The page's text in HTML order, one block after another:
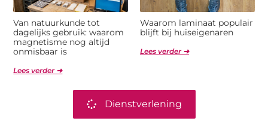
Van natuurkunde tot
dagelijks gebruik: waarom
magnetisme nog altijd
onmisbaar is
Lees verder ➜
Waarom laminaat populair
blijft bij huiseigenaren
Lees verder ➜
Dienstverlening